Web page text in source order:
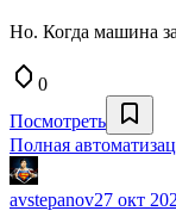
Но. Когда машина
0
Посмотреть
Полная
avstepanov27 окт